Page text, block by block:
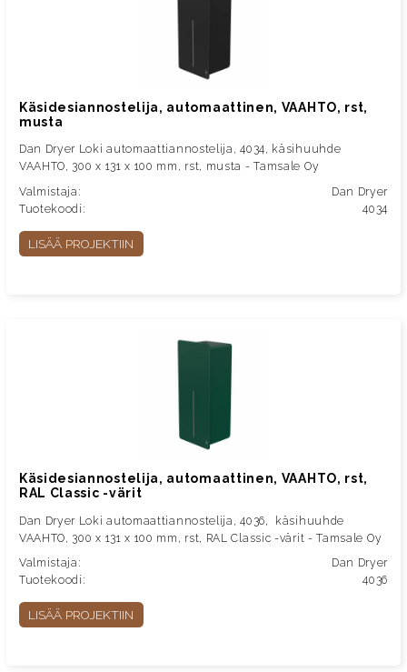
Käsidesiannostelija, automaattinen, VAAHTO, rst,
musta
Dan Dryer Loki automaattiannostelija, 4034, käsihuuhde
VAAHTO, 300 x 131 x 100 mm, rst, musta - Tamsale Oy
Valmistaja:
Dan Dryer
Tuotekoodi:
4034
LISÄÄ PROJEKTIIN
Käsidesiannostelija, automaattinen, VAAHTO, rst,
RAL Classic -värit
Dan Dryer Loki automaattiannostelija, 4036, käsihuuhde
VAAHTO, 300 x 131 x 100 mm, rst, RAL Classic -värit - Tamsale Oy
Valmistaja:
Dan Dryer
Tuotekoodi:
4036
LISÄÄ PROJEKTIIN